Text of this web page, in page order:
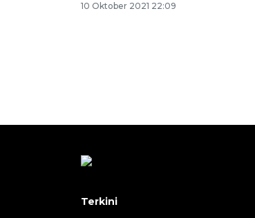
10 Oktober 2021 22:09
Terkini